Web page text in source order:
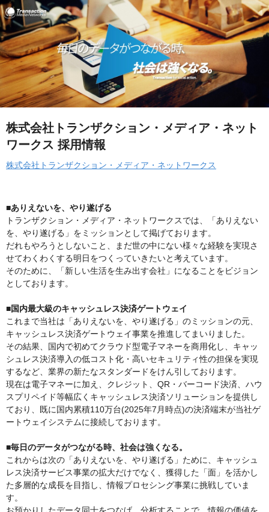
株式会社トランザクション・メディア・ネット
ワークス 採用情報
株式会社トランザクション・メディア・ネットワークス
■ありえないを、やり遂げる
トランザクション・メディア・ネットワークスでは、「ありえない
を、やり遂げる」をミッションとして掲げております。
だれもやろうとしないこと、まだ世の中にない様々な経験を実現さ
せてわくわくする明日をつくっていきたいと考えています。
そのために、「新しい生活を生み出す会社」になることをビジョン
としております。
■国内最大級のキャッシュレス決済ゲートウェイ
これまで当社は「ありえないを、やり遂げる」のミッションの元、
キャッシュレス決済ゲートウェイ事業を推進してまいりました。
その結果、国内で初めてクラウド型電子マネーを商用化し、キャッ
シュレス決済導入の低コスト化・高いセキュリティ性の担保を実現
するなど、業界の新たなスタンダードをけん引しております。
現在は電子マネーに加え、クレジット、QR・バーコード決済、ハウ
スプリペイド等幅広くキャッシュレス決済ソリューションを提供し
ており、既に国内累積110万台(2025年7月時点)の決済端末が当社ゲ
ートウェイシステムに接続しております。
■毎日のデータがつながる時、社会は強くなる。
これからは次の「ありえないを、やり遂げる」ために、キャッシュ
レス決済サービス事業の拡大だけでなく、獲得した「面」を活かし
た多層的な成長を目指し、情報プロセシング事業に挑戦していま
す。